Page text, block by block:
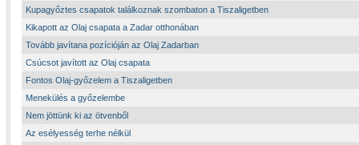
Kupagyőztes csapatok találkoznak szombaton a Tiszaligetben
Kikapott az Olaj csapata a Zadar otthonában
Tovább javítana pozícióján az Olaj Zadarban
Csúcsot javított az Olaj csapata
Fontos Olaj-győzelem a Tiszaligetben
Menekülés a győzelembe
Nem jöttünk ki az ötvenből
Az esélyesség terhe nélkül